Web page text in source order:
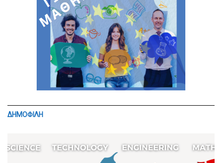
ΔΗΜΟΦΙΛΗ